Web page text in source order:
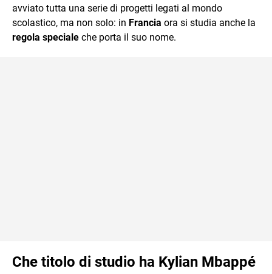
avviato tutta una serie di progetti legati al mondo
scolastico, ma non solo: in Francia ora si studia anche la
regola speciale che porta il suo nome.
Che titolo di studio ha Kylian Mbappé